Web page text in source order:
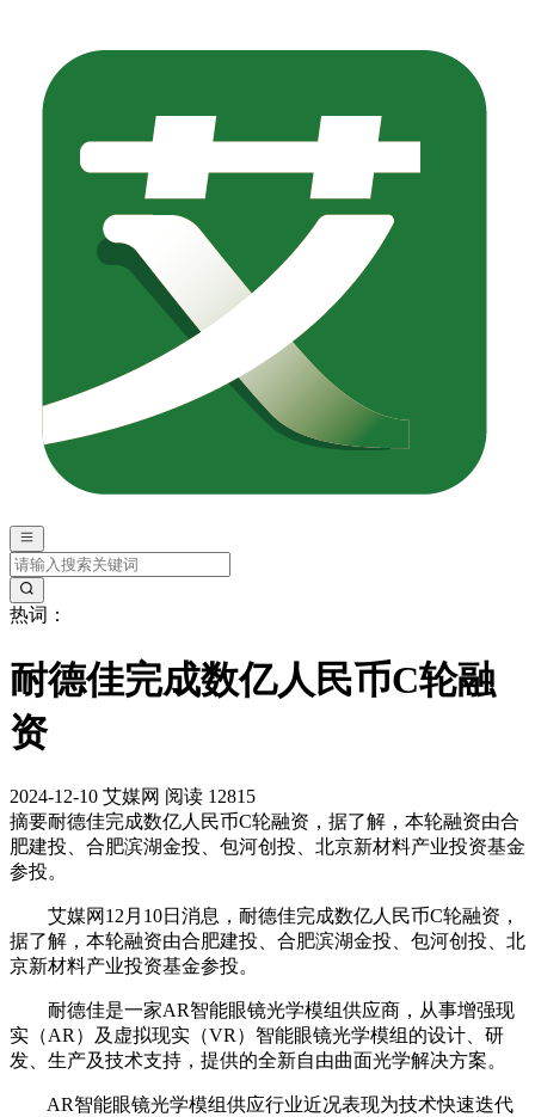
热词：
耐德佳完成数亿人民币C轮融
资
2024-12-10 艾媒网 阅读 12815
摘要耐德佳完成数亿人民币C轮融资，据了解，本轮融资由合
肥建投、合肥滨湖金投、包河创投、北京新材料产业投资基金
参投。
艾媒网12月10日消息，耐德佳完成数亿人民币C轮融资，
据了解，本轮融资由合肥建投、合肥滨湖金投、包河创投、北
京新材料产业投资基金参投。
耐德佳是一家AR智能眼镜光学模组供应商，从事增强现
实（AR）及虚拟现实（VR）智能眼镜光学模组的设计、研
发、生产及技术支持，提供的全新自由曲面光学解决方案。
AR智能眼镜光学模组供应行业近况表现为技术快速迭代